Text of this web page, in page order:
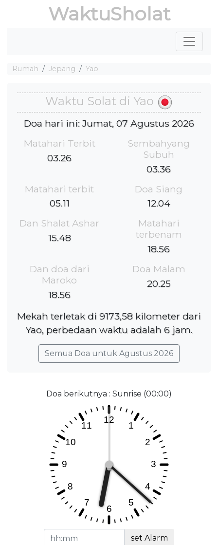
WaktuSholat
Rumah Jepang Yao
Waktu Solat di Yao
Doa hari ini: Jumat, 07 Agustus 2026
Matahari Terbit
03.26
Sembahyang
Subuh
03.36
Matahari terbit
05.11
Doa Siang
12.04
Dan Shalat Ashar
15.48
Matahari
terbenam
18.56
Dan doa dari
Maroko
18.56
Doa Malam
20.25
Mekah terletak di 9173,58 kilometer dari
Yao, perbedaan waktu adalah 6 jam.
Semua Doa untuk Agustus 2026
Doa berikutnya : Sunrise (00:00)
set Alarm